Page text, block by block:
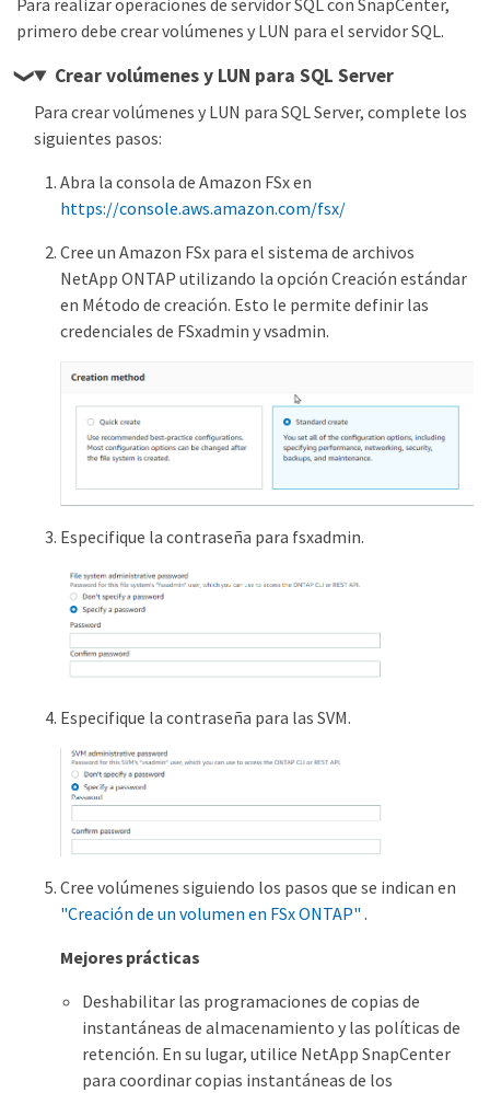
Para realizar operaciones de servidor SQL con SnapCenter,
primero debe crear volúmenes y LUN para el servidor SQL.
Crear volúmenes y LUN para SQL Server
Para crear volúmenes y LUN para SQL Server, complete los
siguientes pasos:
Abra la consola de Amazon FSx en
https://console.aws.amazon.com/fsx/
Cree un Amazon FSx para el sistema de archivos
NetApp ONTAP utilizando la opción Creación estándar
en Método de creación. Esto le permite definir las
credenciales de FSxadmin y vsadmin.
Especifique la contraseña para fsxadmin.
Especifique la contraseña para las SVM.
Cree volúmenes siguiendo los pasos que se indican en
"Creación de un volumen en FSx ONTAP" .
Mejores prácticas
Deshabilitar las programaciones de copias de
instantáneas de almacenamiento y las políticas de
retención. En su lugar, utilice NetApp SnapCenter
para coordinar copias instantáneas de los